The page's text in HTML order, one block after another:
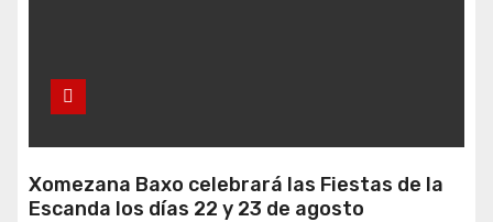
Xomezana Baxo celebrará las Fiestas de la
Escanda los días 22 y 23 de agosto